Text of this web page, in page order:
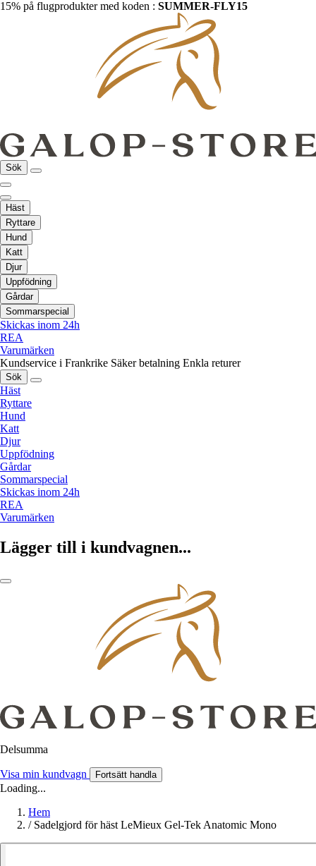
15% på flugprodukter med koden : SUMMER-FLY15
Sök
Häst
Ryttare
Hund
Katt
Djur
Uppfödning
Gårdar
Sommarspecial
Skickas inom 24h
REA
Varumärken
Kundservice i Frankrike Säker betalning Enkla returer
Sök
Häst
Ryttare
Hund
Katt
Djur
Uppfödning
Gårdar
Sommarspecial
Skickas inom 24h
REA
Varumärken
Lägger till i kundvagnen...
Delsumma
Visa min kundvagn Fortsätt handla
Loading...
Hem
/ Sadelgjord för häst LeMieux Gel-Tek Anatomic Mono